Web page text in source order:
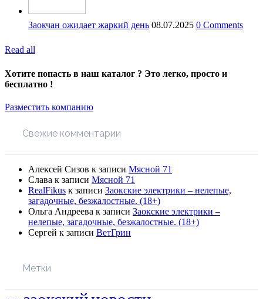
Заокчан ожидает жаркий день 08.07.2025 0 Comments
Read all
Хотите попасть в наш каталог ? Это легко, просто и
бесплатно !
Разместить компанию
Свежие комментарии
Алексей Сизов к записи Мясной 71
Слава к записи Мясной 71
RealFikus к записи Заокские электрики – нелепые,
загадочные, безжалостные. (18+)
Ольга Андреева к записи Заокские электрики –
нелепые, загадочные, безжалостные. (18+)
Сергей к записи ВетГрин
Метки